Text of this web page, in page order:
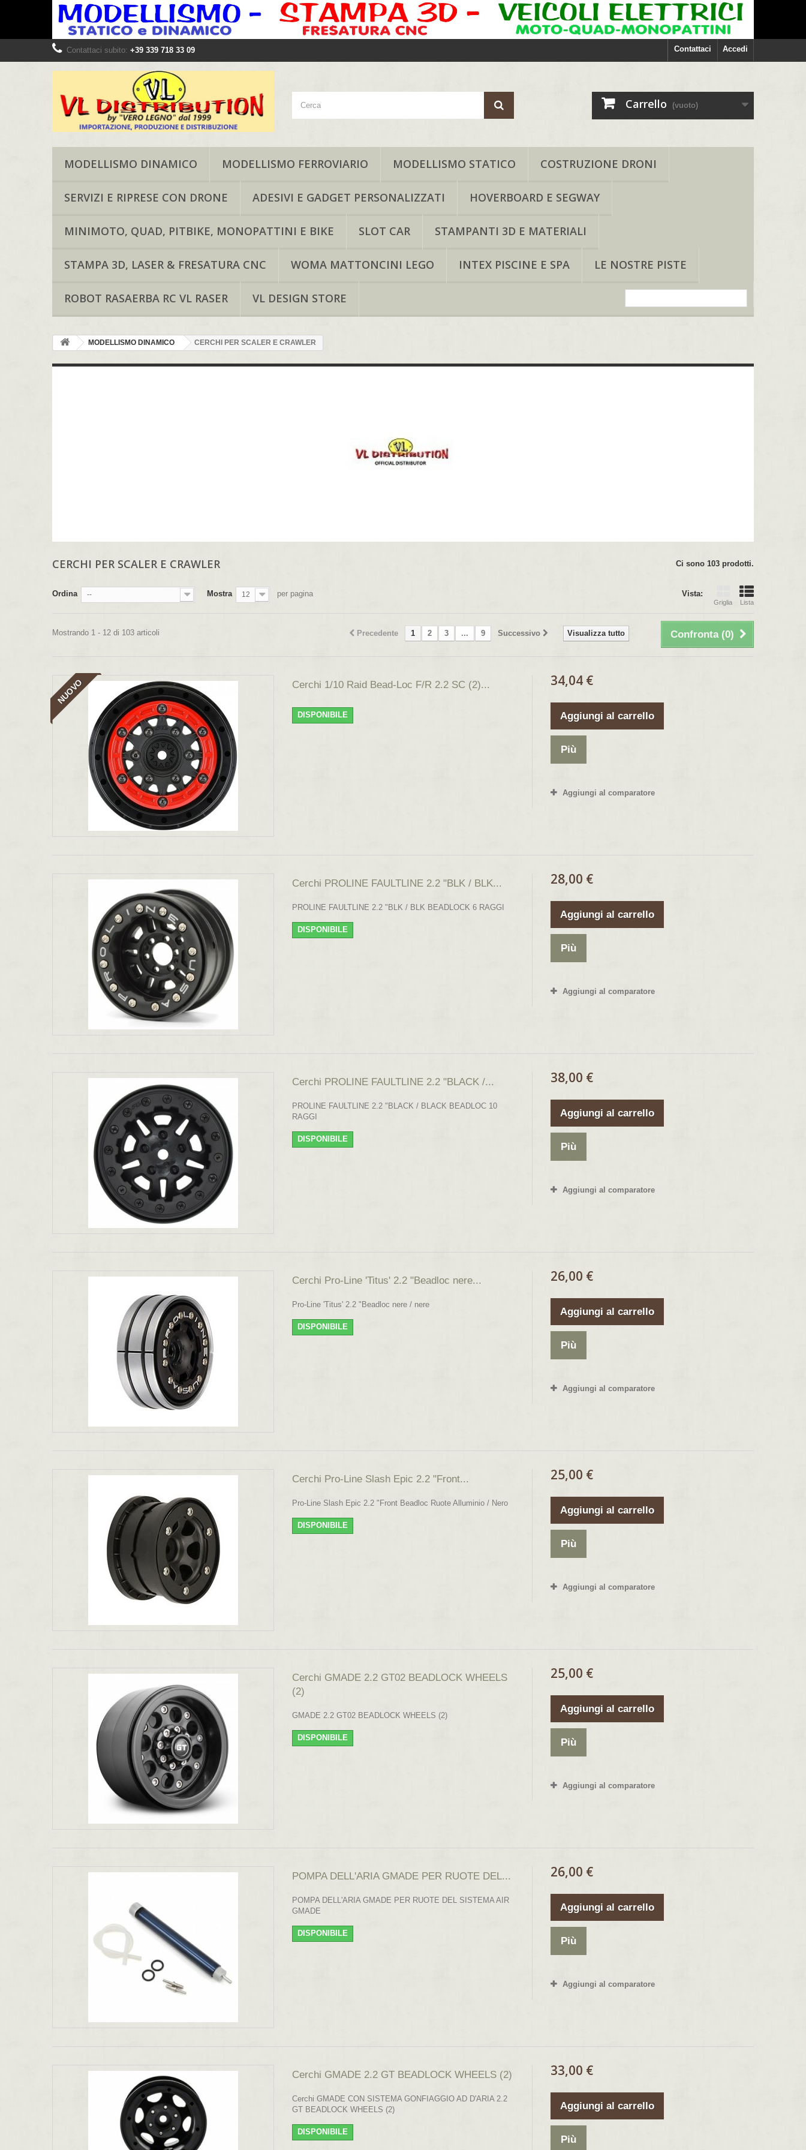
Accedi
Contattaci
Contattaci subito: +39 339 718 33 09
Carrello (vuoto)
MODELLISMO DINAMICO MODELLISMO FERROVIARIO MODELLISMO STATICO COSTRUZIONE DRONI
SERVIZI E RIPRESE CON DRONE ADESIVI E GADGET PERSONALIZZATI HOVERBOARD E SEGWAY
MINIMOTO, QUAD, PITBIKE, MONOPATTINI E BIKE SLOT CAR STAMPANTI 3D E MATERIALI
STAMPA 3D, LASER & FRESATURA CNC WOMA MATTONCINI LEGO INTEX PISCINE E SPA LE NOSTRE PISTE
ROBOT RASAERBA RC VL RASER VL DESIGN STORE
MODELLISMO DINAMICO CERCHI PER SCALER E CRAWLER
CERCHI PER SCALER E CRAWLER Ci sono 103 prodotti.
Vista:
Griglia Lista
Ordina -- Mostra 12 per pagina
Confronta (0)
Visualizza tutto
Precedente 1 2 3 ... 9 Successivo
Mostrando 1 - 12 di 103 articoli
NUOVO Cerchi 1/10 Raid Bead-Loc F/R 2.2 SC (2)...
DISPONIBILE
34,04 €
Aggiungi al carrello
Più
Aggiungi al comparatore
Cerchi PROLINE FAULTLINE 2.2 "BLK / BLK...
PROLINE FAULTLINE 2.2 "BLK / BLK BEADLOCK 6 RAGGI
DISPONIBILE
28,00 €
Aggiungi al carrello
Più
Aggiungi al comparatore
Cerchi PROLINE FAULTLINE 2.2 "BLACK /...
PROLINE FAULTLINE 2.2 "BLACK / BLACK BEADLOC 10
RAGGI
DISPONIBILE
38,00 €
Aggiungi al carrello
Più
Aggiungi al comparatore
Cerchi Pro-Line 'Titus' 2.2 "Beadloc nere...
Pro-Line 'Titus' 2.2 "Beadloc nere / nere
DISPONIBILE
26,00 €
Aggiungi al carrello
Più
Aggiungi al comparatore
Cerchi Pro-Line Slash Epic 2.2 "Front...
Pro-Line Slash Epic 2.2 "Front Beadloc Ruote Alluminio / Nero
DISPONIBILE
25,00 €
Aggiungi al carrello
Più
Aggiungi al comparatore
Cerchi GMADE 2.2 GT02 BEADLOCK WHEELS
(2)
GMADE 2.2 GT02 BEADLOCK WHEELS (2)
DISPONIBILE
25,00 €
Aggiungi al carrello
Più
Aggiungi al comparatore
POMPA DELL'ARIA GMADE PER RUOTE DEL...
POMPA DELL'ARIA GMADE PER RUOTE DEL SISTEMA AIR
GMADE
DISPONIBILE
26,00 €
Aggiungi al carrello
Più
Aggiungi al comparatore
Cerchi GMADE 2.2 GT BEADLOCK WHEELS (2)
Cerchi GMADE CON SISTEMA GONFIAGGIO AD D'ARIA 2.2
GT BEADLOCK WHEELS (2)
DISPONIBILE
33,00 €
Aggiungi al carrello
Più